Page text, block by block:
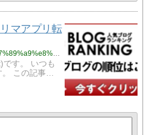
マアプリ転
http://r-k-ec.main.jp/2019/10/17/%e7%89%a9%e8%b2%a9%e3%83%93%e3%82%b8%e3%83%8d%e3%82%b9%e5%88%9d%e5%bf%83%e8%80%85%e3%81%af%e3%83%95%e3%83%aa%e3%83%9e%e3%82%a2%e3%83%97%e3%83%aa%e8%bb%a2%e5%a3%b2%e3%81%8b%e3%82%89%e5%a7%8b%e3%82%81/
です。 いつも
。 この記事…